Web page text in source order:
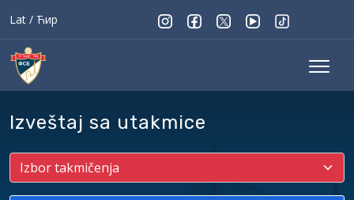
Lat / Ћир
Izveštaj sa utakmice